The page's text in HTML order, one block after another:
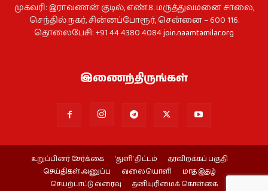
முகவரி: இராவணன் குடில், எண்.8. மருத்துவமனை சாலை,
செந்தில் நகர், சின்னப்போரூர், சென்னை – 600 116.
தொலைபேசி: +91 44 4380 4084join.naamtamilar.org
இணைந்திருங்கள்
உறுப்பினர் சேர்க்கை ‘துளி’ திட்டம்
தரவிறக்கப் பகுதி
செய்திகள் அனுப்ப
வலையொளி
மாத இதழ்
செயற்பாட்டு வரைவு
தனியுரிமைக் கொள்கை